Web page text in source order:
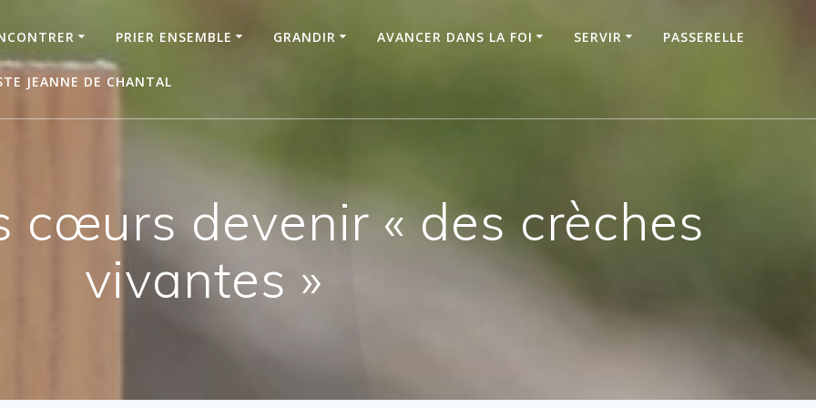
PRIER ENSEMBLE GRANDIR AVANCER DANS LA FOI SERVIR PASSERELLE
JEANNE DE CHANTAL
cœurs devenir « des crèches
vivantes »